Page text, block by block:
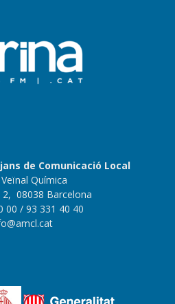
de Comunicació Local
Química
2, 08038 Barcelona
00 / 93 331 40 40